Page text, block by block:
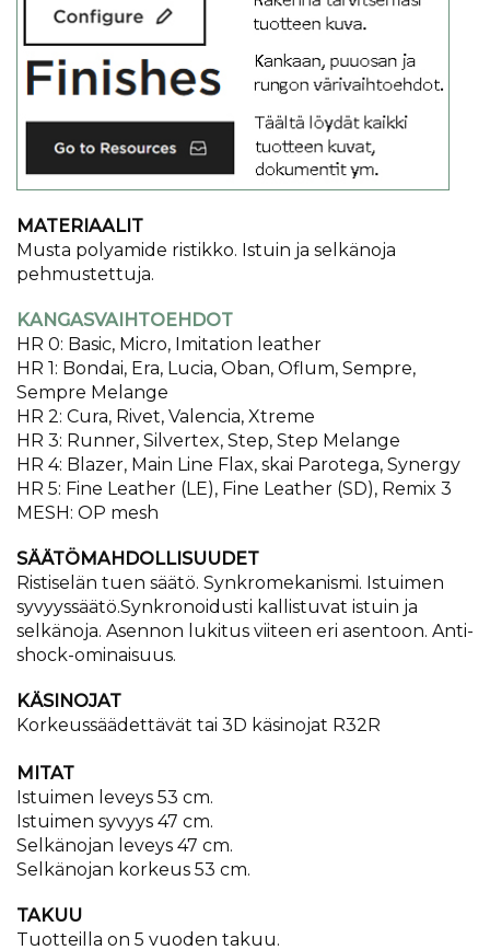
MATERIAALIT
Musta polyamide ristikko. Istuin ja selkänoja
pehmustettuja.
KANGASVAIHTOEHDOT
HR 0: Basic, Micro, Imitation leather
HR 1: Bondai, Era, Lucia, Oban, Oflum, Sempre,
Sempre Melange
HR 2: Cura, Rivet, Valencia, Xtreme
HR 3: Runner, Silvertex, Step, Step Melange
HR 4: Blazer, Main Line Flax, skai Parotega, Synergy
HR 5: Fine Leather (LE), Fine Leather (SD), Remix 3
MESH: OP mesh
SÄÄTÖMAHDOLLISUUDET
Ristiselän tuen säätö. Synkromekanismi. Istuimen
syvyyssäätö.Synkronoidusti kallistuvat istuin ja
selkänoja. Asennon lukitus viiteen eri asentoon. Anti-
shock-ominaisuus.
KÄSINOJAT
Korkeussäädettävät tai 3D käsinojat R32R
MITAT
Istuimen leveys 53 cm.
Istuimen syvyys 47 cm.
Selkänojan leveys 47 cm.
Selkänojan korkeus 53 cm.
TAKUU
​Tuotteilla on 5 vuoden takuu.